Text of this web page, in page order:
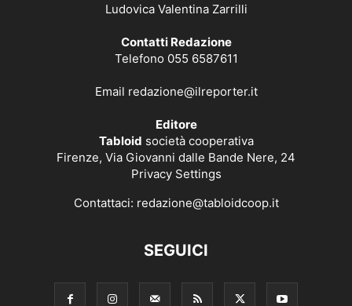
Ludovica Valentina Zarrilli
Contatti Redazione
Telefono 055 6587611
Email redazione@ilreporter.it
Editore
Tabloid società cooperativa
Firenze, Via Giovanni dalle Bande Nere, 24
Privacy Settings
Contattaci: redazione@tabloidcoop.it
SEGUICI